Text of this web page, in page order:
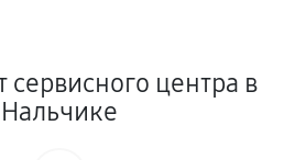
сервисного центра в
Нальчике